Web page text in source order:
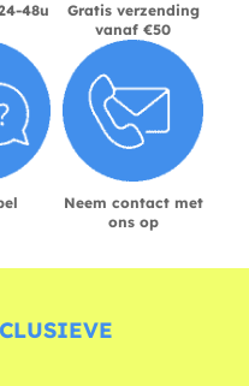
48u
Gratis verzending
vanaf €50
Neem contact met
ons op